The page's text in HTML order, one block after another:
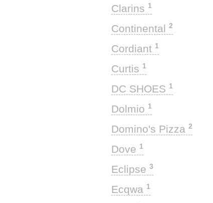
Clarins 1
Continental 2
Cordiant 1
Curtis 1
DC SHOES 1
Dolmio 1
Domino's Pizza 2
Dove 1
Eclipse 3
Ecqwa 1